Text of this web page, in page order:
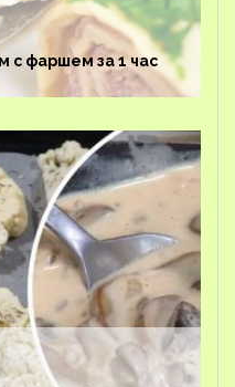
с фаршем за 1 час